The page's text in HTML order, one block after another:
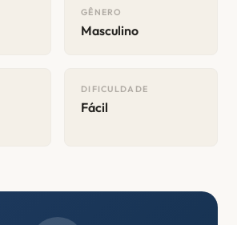
GÊNERO
Masculino
DIFICULDADE
Fácil